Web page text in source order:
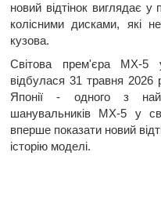
новий відтінок виглядає
колісними дисками, які
кузова.
Світова прем'єра MX-5
відбулася 31 травня
Японії - одного з
шанувальників MX-5 у
вперше показати новий
історію моделі.